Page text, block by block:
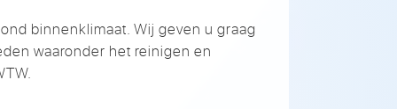
binnenklimaat. Wij geven u graag
waaronder het reinigen en